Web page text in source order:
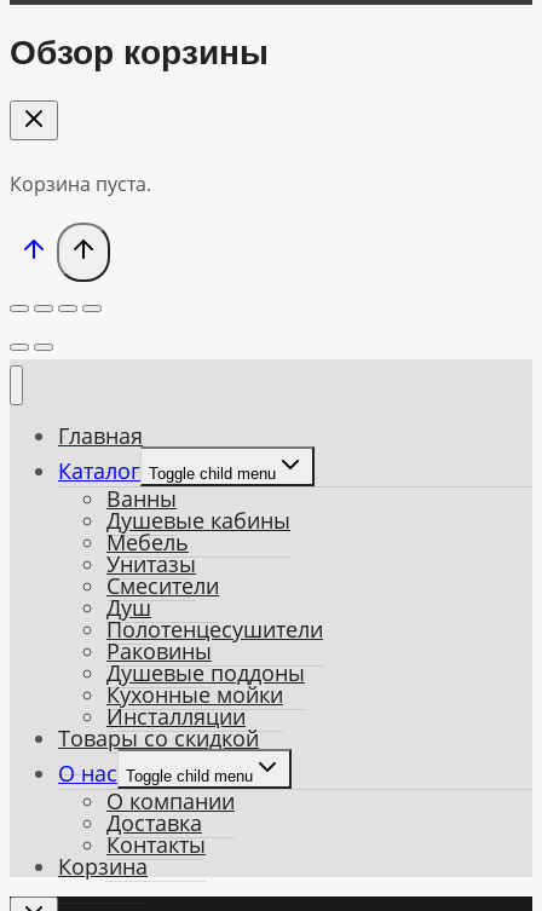
Обзор корзины
Корзина пуста.
Главная
Каталог Toggle child menu
Ванны
Душевые кабины
Мебель
Унитазы
Смесители
Душ
Полотенцесушители
Раковины
Душевые поддоны
Кухонные мойки
Инсталляции
Товары со скидкой
О нас Toggle child menu
О компании
Доставка
Контакты
Корзина